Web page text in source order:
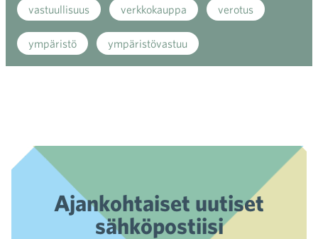
vastuullisuus verkkokauppa verotus
ympäristö ympäristövastuu
Ajankohtaiset uutiset
sähköpostiisi